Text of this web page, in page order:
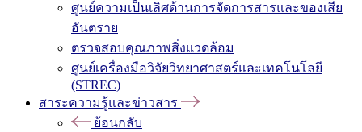
ศูนย์ความเป็นเลิศด้านการจัดการสารและของเสีย
อันตราย
ตรวจสอบคุณภาพสิ่งแวดล้อม
ศูนย์เครื่องมือวิจัยวิทยาศาสตร์และเทคโนโลยี
(STREC)
สาระความรู้และข่าวสาร
ย้อนกลับ